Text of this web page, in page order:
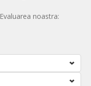
Evaluarea noastra: